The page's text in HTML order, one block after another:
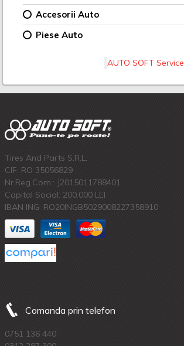
Accesorii Auto
Piese Auto
AUTO SOFT Service
Tires And Parts S.R.L.
CIF: RO 35056829
Nr.Reg.Com.: J2015011788401
Capital Social: 200.000 LEI
IBAN ING: RO20INGB5029008227358910
Comanda prin telefon
0751 136 440